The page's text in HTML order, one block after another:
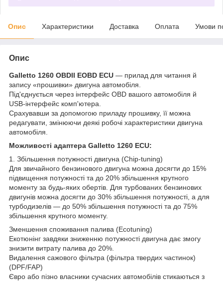
Опис Характеристики Доставка Оплата Умови
Опис
Galletto 1260 OBDII EOBD ECU — прилад для читання й
запису «прошивки» двигуна автомобіля.
Під'єднується через інтерфейс OBD вашого автомобіля й
USB-інтерфейс комп'ютера.
Срахувавши за допомогою приладу прошивку, її можна
редагувати, змінюючи деякі робочі характеристики двигуна
автомобіля.
Можливості адаптера Galletto 1260 ECU:
1. Збільшення потужності двигуна (Chip-tuning)
Для звичайного бензинового двигуна можна досягти до 15%
підвищення потужності та до 20% збільшення крутного
моменту за будь-яких обертів. Для турбованих бензинових
двигунів можна досягти до 30% збільшення потужності, а для
турбодизелів — до 50% збільшення потужності та до 75%
збільшення крутного моменту.
Зменшення споживання палива (Ecotuning)
Екотюнінг завдяки зниженню потужності двигуна дає змогу
знизити витрату палива до 20%.
Видалення сажового фільтра (фільтра твердих частинок)
(DPF/FAP)
Євро або пізно власники сучасних автомобілів стикаються з